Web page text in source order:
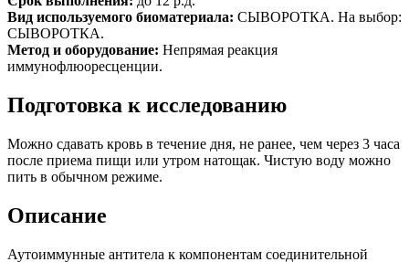
Вид используемого биоматериала: СЫВОРОТКА. На выбор:
СЫВОРОТКА.
Метод и оборудование: Непрямая реакция
иммунофлюоресценции.
Подготовка к исследованию
Можно сдавать кровь в течение дня, не ранее, чем через 3 часа
после приема пищи или утром натощак. Чистую воду можно
пить в обычном режиме.
Описание
Аутоиммунные антитела к компонентам соединительной